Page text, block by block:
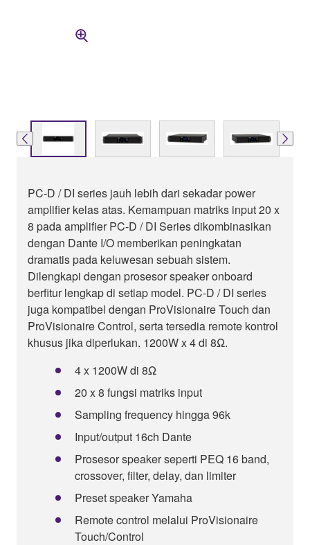
PC-D / DI series jauh lebih dari sekadar power
amplifier kelas atas. Kemampuan matriks input 20 x
8 pada amplifier PC-D / DI Series dikombinasikan
dengan Dante I/O memberikan peningkatan
dramatis pada keluwesan sebuah sistem.
Dilengkapi dengan prosesor speaker onboard
berfitur lengkap di setiap model. PC-D / DI series
juga kompatibel dengan ProVisionaire Touch dan
ProVisionaire Control, serta tersedia remote kontrol
khusus jika diperlukan. 1200W x 4 di 8Ω.
4 x 1200W di 8Ω
20 x 8 fungsi matriks input
Sampling frequency hingga 96k
Input/output 16ch Dante
Prosesor speaker seperti PEQ 16 band,
crossover, filter, delay, dan limiter
Preset speaker Yamaha
Remote control melalui ProVisionaire
Touch/Control